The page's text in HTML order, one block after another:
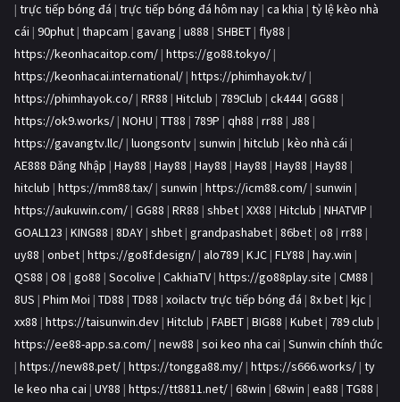
| trực tiếp bóng đá | trực tiếp bóng đá hôm nay | ca khia | tỷ lệ kèo nhà
cái | 90phut | thapcam | gavang | u888 | SHBET | fly88 |
https://keonhacaitop.com/ | https://go88.tokyo/ |
https://keonhacai.international/ | https://phimhayok.tv/ |
https://phimhayok.co/ | RR88 | Hitclub | 789Club | ck444| GG88 |
https://ok9.works/ | NOHU | TT88 | 789P | qh88 | rr88 | J88 |
https://gavangtv.llc/ | luongsontv | sunwin | hitclub | kèo nhà cái |
AE888 Đăng Nhập | Hay88 | Hay88 | Hay88 | Hay88 | Hay88 | Hay88 |
hitclub | https://mm88.tax/ | sunwin | https://icm88.com/ | sunwin |
https://aukuwin.com/ | GG88 | RR88 | shbet | XX88 | Hitclub | NHATVIP |
GOAL123 | KING88 | 8DAY | shbet | grandpashabet | 86bet | o8 | rr88 |
uy88 | onbet | https://go8f.design/ | alo789 | KJC | FLY88 | hay.win |
QS88 | O8 | go88 | Socolive | CakhiaTV | https://go88play.site | CM88 |
8US | Phim Moi | TD88 | TD88 | xoilactv trực tiếp bóng đá | 8x bet | kjc |
xx88 | https://taisunwin.dev | Hitclub | FABET | BIG88 | Kubet | 789 club |
https://ee88-app.sa.com/ | new88 | soi keo nha cai | Sunwin chính thức
| https://new88.pet/ | https://tongga88.my/ | https://s666.works/ | ty
le keo nha cai | UY88 | https://tt8811.net/ | 68win | 68win | ea88 | TG88 |